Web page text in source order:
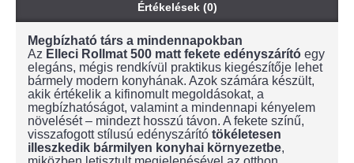
Értékelések (0)
Megbízható társ a mindennapokban
Az Elleci Rollmat 500 matt fekete edényszárító egy
elegáns, mégis rendkívül praktikus kiegészítője lehet
bármely modern konyhának. Azok számára készült,
akik értékelik a kifinomult megoldásokat, a
megbízhatóságot, valamint a mindennapi kényelem
növelését – mindezt hosszú távon. A fekete színű,
visszafogott stílusú edényszárító tökéletesen
illeszkedik bármilyen konyhai környezetbe,